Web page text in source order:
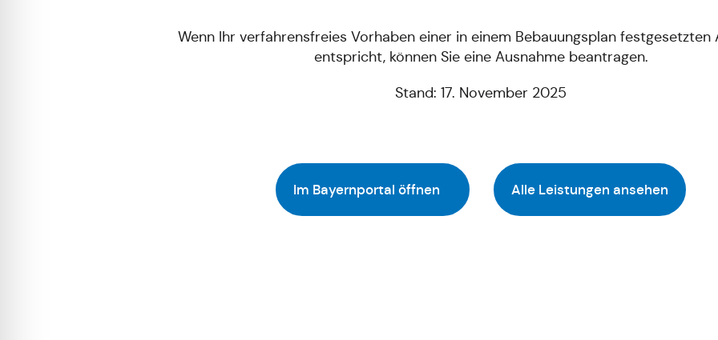
Wenn Ihr verfahrensfreies Vorhaben einer in einem Bebauungsplan festgesetzten
entspricht, können Sie eine Ausnahme beantragen.
Stand: 17. November 2025
Im Bayernportal öffnen Alle Leistungen ansehen